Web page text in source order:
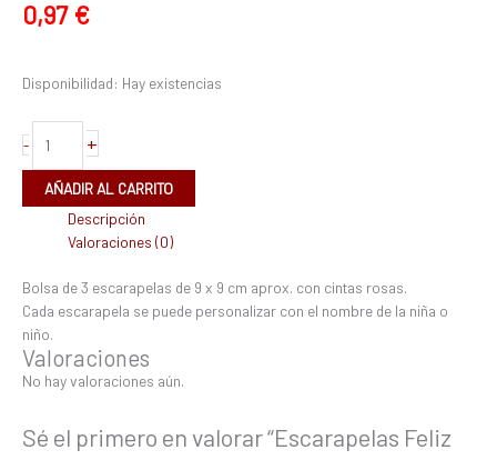
0,97 €
Disponibilidad: Hay existencias
- +
AÑADIR AL CARRITO
Descripción
Valoraciones (0)
Bolsa de 3 escarapelas de 9 x 9 cm aprox. con cintas rosas.
Cada escarapela se puede personalizar con el nombre de la niña o
niño.
Valoraciones
No hay valoraciones aún.
Sé el primero en valorar “Escarapelas Feliz